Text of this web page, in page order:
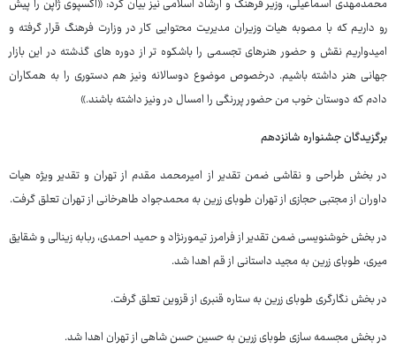
محمدمهدی اسماعیلی، وزیر فرهنگ و ارشاد اسلامی نیز بیان کرد: «اکسپوی ژاپن را پیش
رو داریم که با مصوبه هیات وزیران مدیریت محتوایی کار در وزارت فرهنگ قرار گرفته و
امیدواریم نقش و حضور هنرهای تجسمی را باشکوه تر از دوره های گذشته در این بازار
جهانی هنر داشته باشیم. درخصوص موضوع دوسالانه ونیز هم دستوری را به همکاران
دادم که دوستان خوب من حضور پررنگی را امسال در ونیز داشته باشند.»
برگزیدگان جشنواره شانزدهم
در بخش طراحی و نقاشی ضمن تقدیر از امیرمحمد مقدم از تهران و تقدیر ویژه هیات
داوران از مجتبی حجازی از تهران طوبای زرین به محمدجواد طاهرخانی از تهران تعلق گرفت.
در بخش خوشنویسی ضمن تقدیر از فرامرز تیمورنژاد و حمید احمدی، ربابه زینالی و شقایق
میری، طوبای زرین به مجید داستانی از قم اهدا شد.
در بخش نگارگری طوبای زرین به ستاره قنبری از قزوین تعلق گرفت.
در بخش مجسمه سازی طوبای زرین به حسین حسن شاهی از تهران اهدا شد.